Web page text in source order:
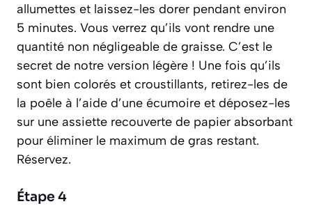
allumettes et laissez-les dorer pendant environ
5 minutes. Vous verrez qu’ils vont rendre une
quantité non négligeable de graisse. C’est le
secret de notre version légère ! Une fois qu’ils
sont bien colorés et croustillants, retirez-les de
la poêle à l’aide d’une écumoire et déposez-les
sur une assiette recouverte de papier absorbant
pour éliminer le maximum de gras restant.
Réservez.
Étape 4